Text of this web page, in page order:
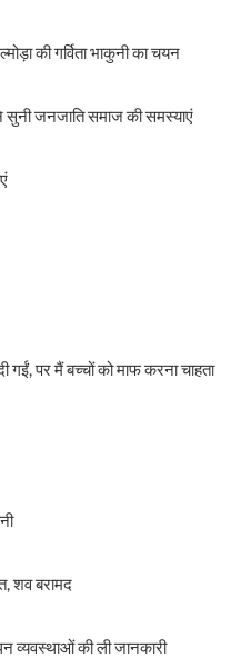
की गर्विता भाकुनी का चयन
सुनी जनजाति समाज की समस्याएं
गईं, पर मैं बच्चों को माफ करना चाहता
शव बरामद
व्यवस्थाओं की ली जानकारी